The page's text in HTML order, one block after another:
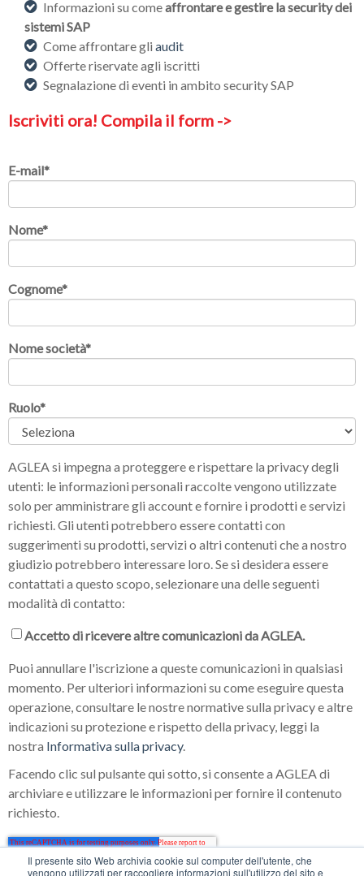
Il presente sito Web archivia cookie sul computer dell'utente, che
vengono utilizzati per raccogliere informazioni sull'utilizzo del sito e
Informazioni su comeaffrontare e gestire la security dei
sistemi SAP
Come affrontare gli audit
Offerte riservate agli iscritti
Segnalazione di eventi in ambito security SAP
Iscriviti ora! Compila il form ->
E-mail*
Nome*
Cognome*
Nome società*
Ruolo*
AGLEA si impegna a proteggere e rispettare la privacy degli
utenti: le informazioni personali raccolte vengono utilizzate
solo per amministrare gli account e fornire i prodotti e servizi
richiesti. Gli utenti potrebbero essere contatti con
suggerimenti su prodotti, servizi o altri contenuti che a nostro
giudizio potrebbero interessare loro. Se si desidera essere
contattati a questo scopo, selezionare una delle seguenti
modalità di contatto:
Accetto di ricevere altre comunicazioni da AGLEA.
Puoi annullare l'iscrizione a queste comunicazioni in qualsiasi
momento. Per ulteriori informazioni su come eseguire questa
operazione, consultare le nostre normative sulla privacy e altre
indicazioni su protezione e rispetto della privacy, leggi la
nostra Informativa sulla privacy.
Facendo clic sul pulsante qui sotto, si consente a AGLEA di
archiviare e utilizzare le informazioni per fornire il contenuto
richiesto.